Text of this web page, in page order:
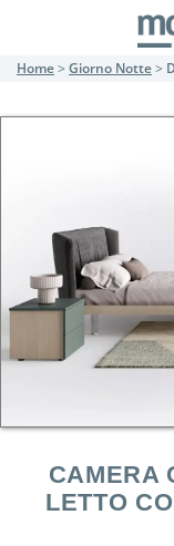
Home> Giorno Notte>
CAMERA
LETTO